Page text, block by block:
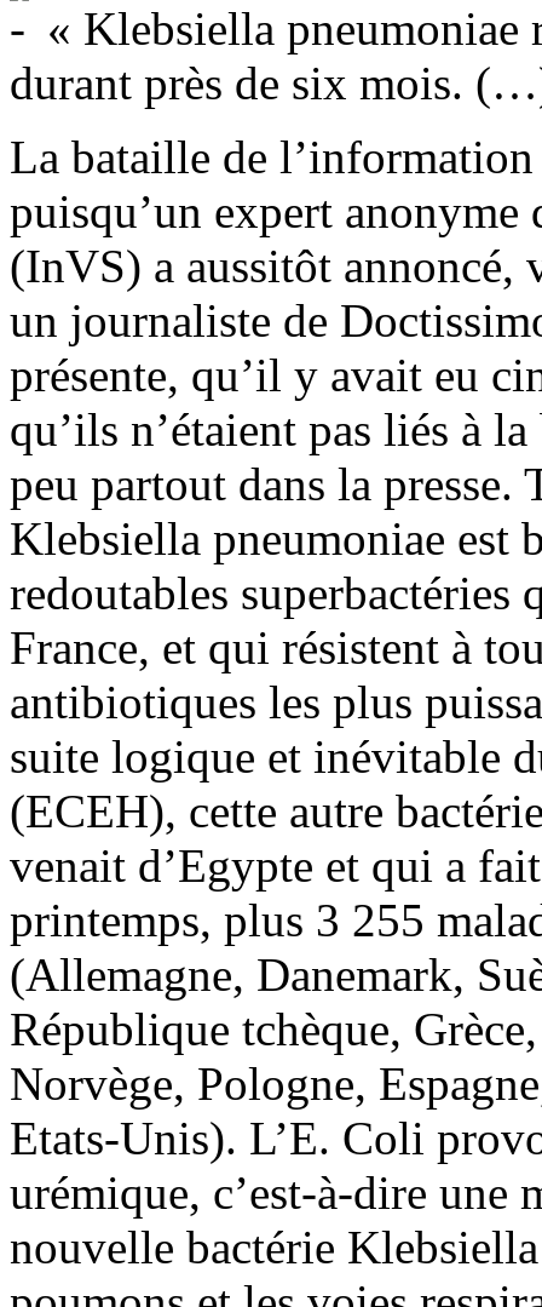
« Klebsiella pneumoniae
durant près de six mois.
La bataille de l’information
puisqu’un expert
(InVS) a aussitôt annoncé,
un journaliste de
présente, qu’il y avait eu
qu’ils n’étaient pas liés à
peu partout dans la
Klebsiella pneumoniae est
redoutables superbactéries
France, et qui résistent à
antibiotiques les plus
suite logique et inévitable
(ECEH), cette autre
venait d’Egypte et qui a
printemps, plus 3 255
(Allemagne, Danemark,
République tchèque,
Norvège, Pologne,
Etats-Unis). L’E. Coli
urémique, c’est-à-dire une
nouvelle bactérie